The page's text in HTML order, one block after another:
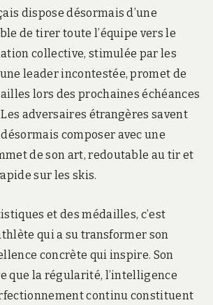
dispose désormais d’une
de tirer toute l’équipe vers le
collective, stimulée par les
leader incontestée, promet de
lors des prochaines échéances
adversaires étrangères savent
composer avec une
de son art, redoutable au tir et
sur les skis.
et des médailles, c’est
qui a su transformer son
concrète qui inspire. Son
que la régularité, l’intelligence
continu constituent